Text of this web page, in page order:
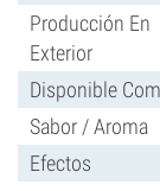
Producción En
Exterior
Disponible
Sabor / Aroma
Efectos